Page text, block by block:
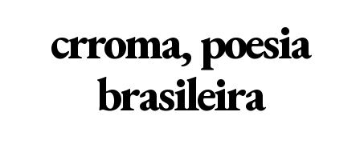
crroma, poesia
brasileira